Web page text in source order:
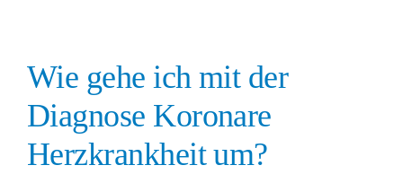
Wie gehe ich mit der
Diagnose Koronare
Herzkrankheit um?